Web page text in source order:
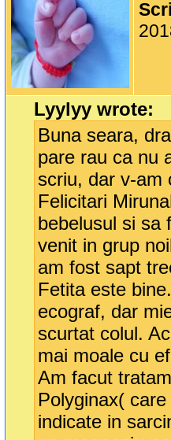
Lyylyy wrote:
Buna seara,
pare rau ca nu
scriu, dar v-am
Felicitari
bebelusul si sa
venit in grup
am fost sapt
Fetita este
ecograf, dar
scurtat colul.
mai moale cu
Am facut
Polyginax(
indicate in